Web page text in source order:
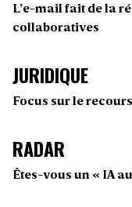
L’e-mail fait de la
collaboratives
JURIDIQUE
Focus sur le
RADAR
Êtes-vous un « IA